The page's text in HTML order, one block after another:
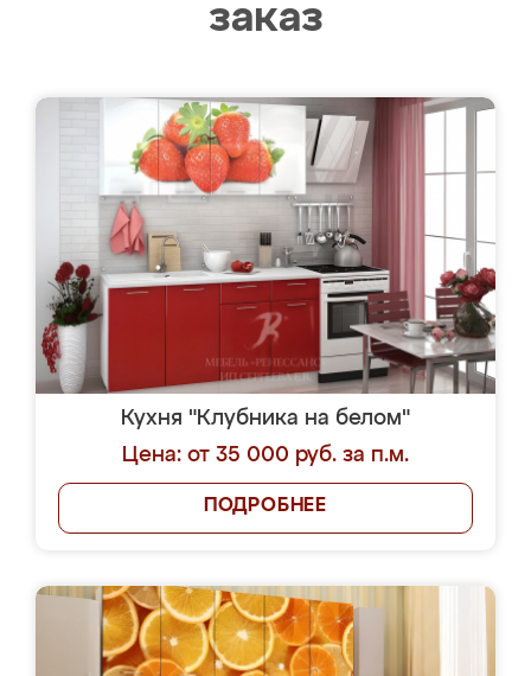
заказ
Кухня "Клубника на белом"
Цена: от 35 000 руб. за п.м.
ПОДРОБНЕЕ